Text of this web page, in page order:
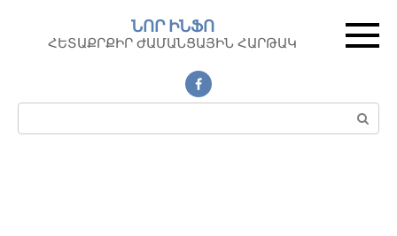
контенту
ՆՈՐ ԻՆՖՈ
ՀԵՏԱՔՐՔԻՐ ԺԱՄԱՆՑԱՅԻՆ ՀԱՐԹԱԿ
Поиск: